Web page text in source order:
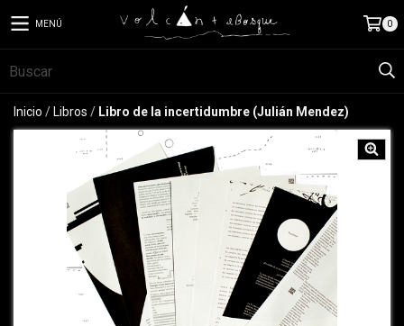
MENÚ 0
Inicio / Libros / Libro de la incertidumbre (Julián Mendez)